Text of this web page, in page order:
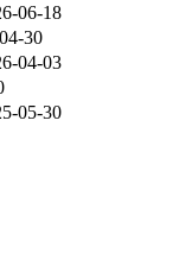
06-18
30
04-03
05-30